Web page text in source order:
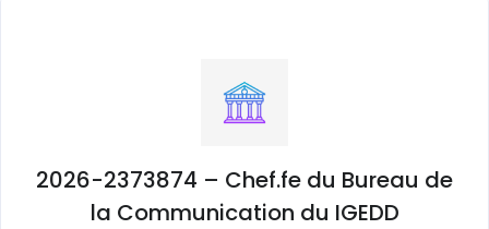
2026-2373874 – Chef.fe du Bureau de
la Communication du IGEDD